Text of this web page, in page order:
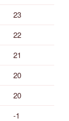
23
22
21
20
20
-1